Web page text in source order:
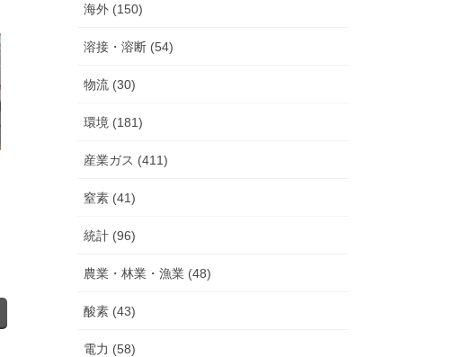
海外 (150)
溶接・溶断 (54)
物流 (30)
環境 (181)
産業ガス (411)
窒素 (41)
統計 (96)
農業・林業・漁業 (48)
酸素 (43)
電力 (58)